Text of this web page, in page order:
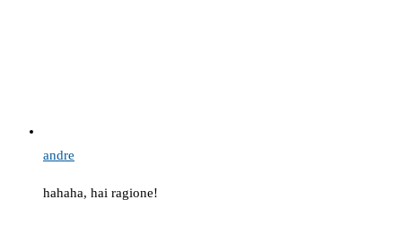
andre
hahaha, hai ragione!